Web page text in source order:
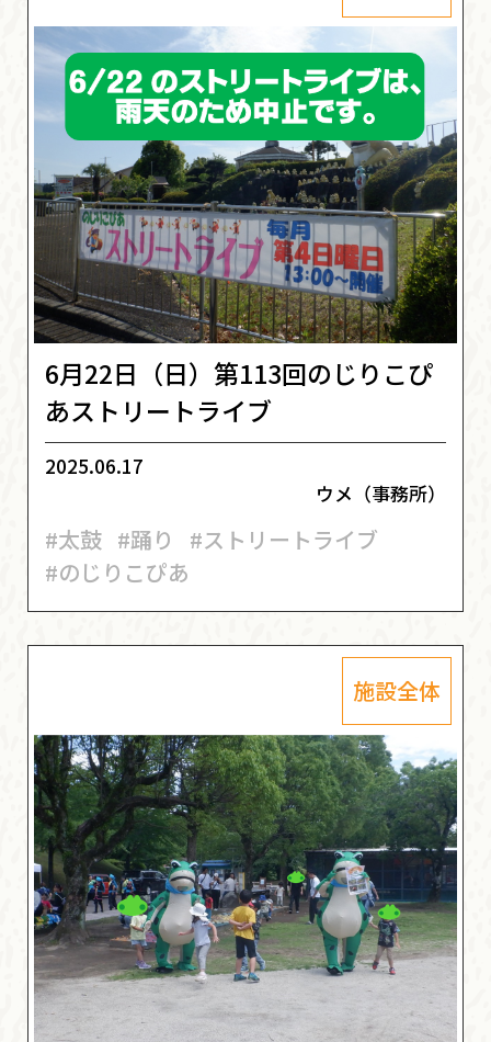
6月22日（日）第113回のじりこぴ
あストリートライブ
2025.06.17
ウメ（事務所）
#太鼓 #踊り
#ストリートライブ
#のじりこぴあ
施設全体